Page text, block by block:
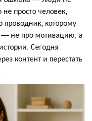
просто человек,
проводник, которому
— не про мотивацию, а
Сегодня
контент и перестать